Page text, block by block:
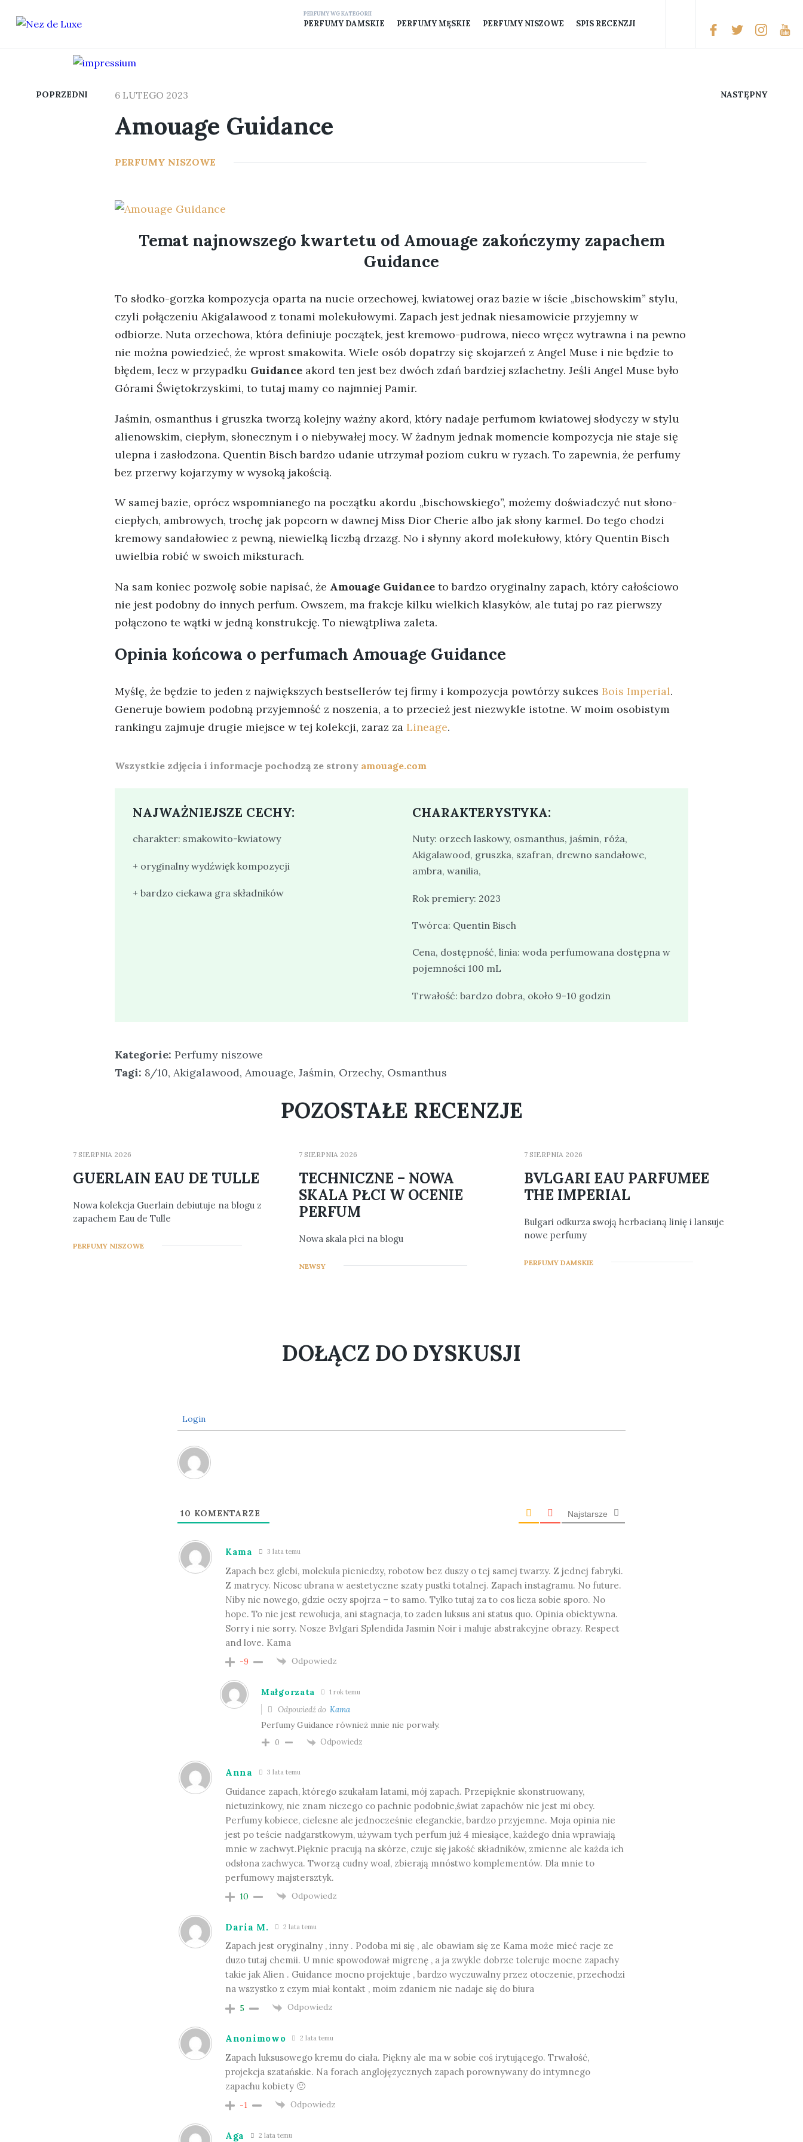
PERFUMY DAMSKIE PERFUMY MĘSKIE PERFUMY NISZOWE SPIS RECENZJI
POPRZEDNI NASTĘPNY
6 LUTEGO 2023
Amouage Guidance
PERFUMY NISZOWE
Temat najnowszego kwartetu od Amouage zakończymy zapachem
Guidance
To słodko-gorzka kompozycja oparta na nucie orzechowej, kwiatowej oraz bazie w iście „bischowskim” stylu,
czyli połączeniu Akigalawood z tonami molekułowymi. Zapach jest jednak niesamowicie przyjemny w
odbiorze. Nuta orzechowa, która definiuje początek, jest kremowo-pudrowa, nieco wręcz wytrawna i na pewno
nie można powiedzieć, że wprost smakowita. Wiele osób dopatrzy się skojarzeń z Angel Muse i nie będzie to
błędem, lecz w przypadku Guidance akord ten jest bez dwóch zdań bardziej szlachetny. Jeśli Angel Muse było
Górami Świętokrzyskimi, to tutaj mamy co najmniej Pamir.
Jaśmin, osmanthus i gruszka tworzą kolejny ważny akord, który nadaje perfumom kwiatowej słodyczy w stylu
alienowskim, ciepłym, słonecznym i o niebywałej mocy. W żadnym jednak momencie kompozycja nie staje się
ulepna i zasłodzona. Quentin Bisch bardzo udanie utrzymał poziom cukru w ryzach. To zapewnia, że perfumy
bez przerwy kojarzymy w wysoką jakością.
W samej bazie, oprócz wspomnianego na początku akordu „bischowskiego”, możemy doświadczyć nut słono-
ciepłych, ambrowych, trochę jak popcorn w dawnej Miss Dior Cherie albo jak słony karmel. Do tego chodzi
kremowy sandałowiec z pewną, niewielką liczbą drzazg. No i słynny akord molekułowy, który Quentin Bisch
uwielbia robić w swoich miksturach.
Na sam koniec pozwolę sobie napisać, że Amouage Guidance to bardzo oryginalny zapach, który całościowo
nie jest podobny do innych perfum. Owszem, ma frakcje kilku wielkich klasyków, ale tutaj po raz pierwszy
połączono te wątki w jedną konstrukcję. To niewątpliwa zaleta.
Opinia końcowa o perfumach Amouage Guidance
Myślę, że będzie to jeden z największych bestsellerów tej firmy i kompozycja powtórzy sukces Bois Imperial.
Generuje bowiem podobną przyjemność z noszenia, a to przecież jest niezwykle istotne. W moim osobistym
rankingu zajmuje drugie miejsce w tej kolekcji, zaraz za Lineage.
Wszystkie zdjęcia i informacje pochodzą ze strony amouage.com
NAJWAŻNIEJSZE CECHY:
charakter: smakowito-kwiatowy
+ oryginalny wydźwięk kompozycji
+ bardzo ciekawa gra składników
CHARAKTERYSTYKA:
Nuty: orzech laskowy, osmanthus, jaśmin, róża,
Akigalawood, gruszka, szafran, drewno sandałowe,
ambra, wanilia,
Rok premiery: 2023
Twórca: Quentin Bisch
Cena, dostępność, linia: woda perfumowana dostępna w
pojemności 100 mL
Trwałość: bardzo dobra, około 9-10 godzin
Kategorie: Perfumy niszowe
Tagi: 8/10, Akigalawood, Amouage, Jaśmin, Orzechy, Osmanthus
POZOSTAŁE RECENZJE
7 SIERPNIA 2026
GUERLAIN EAU DE TULLE
Nowa kolekcja Guerlain debiutuje na blogu z
zapachem Eau de Tulle
PERFUMY NISZOWE
7 SIERPNIA 2026
TECHNICZNE – NOWA
SKALA PŁCI W OCENIE
PERFUM
Nowa skala płci na blogu
NEWSY
7 SIERPNIA 2026
BVLGARI EAU PARFUMEE
THE IMPERIAL
Bulgari odkurza swoją herbacianą linię i lansuje
nowe perfumy
PERFUMY DAMSKIE
DOŁĄCZ DO DYSKUSJI
Login
10 KOMENTARZE Najstarsze
Kama 3 lata temu
Zapach bez glebi, molekula pieniedzy, robotow bez duszy o tej samej twarzy. Z jednej fabryki.
Z matrycy. Nicosc ubrana w aestetyczne szaty pustki totalnej. Zapach instagramu. No future.
Niby nic nowego, gdzie oczy spojrza – to samo. Tylko tutaj za to cos licza sobie sporo. No
hope. To nie jest rewolucja, ani stagnacja, to zaden luksus ani status quo. Opinia obiektywna.
Sorry i nie sorry. Nosze Bvlgari Splendida Jasmin Noir i maluje abstrakcyjne obrazy. Respect
and love. Kama
-9 Odpowiedz
Małgorzata 1 rok temu
Odpowiedź do Kama
Perfumy Guidance również mnie nie porwały.
0 Odpowiedz
Anna 3 lata temu
Guidance zapach, którego szukałam latami, mój zapach. Przepięknie skonstruowany,
nietuzinkowy, nie znam niczego co pachnie podobnie,świat zapachów nie jest mi obcy.
Perfumy kobiece, cielesne ale jednocześnie eleganckie, bardzo przyjemne. Moja opinia nie
jest po teście nadgarstkowym, używam tych perfum już 4 miesiące, każdego dnia wprawiają
mnie w zachwyt.Pięknie pracują na skórze, czuje się jakość składników, zmienne ale każda ich
odsłona zachwyca. Tworzą cudny woal, zbierają mnóstwo komplementów. Dla mnie to
perfumowy majstersztyk.
10 Odpowiedz
Daria M. 2 lata temu
Zapach jest oryginalny , inny . Podoba mi się , ale obawiam się ze Kama może mieć racje ze
duzo tutaj chemii. U mnie spowodował migrenę , a ja zwykle dobrze toleruje mocne zapachy
takie jak Alien . Guidance mocno projektuje , bardzo wyczuwalny przez otoczenie, przechodzi
na wszystko z czym miał kontakt , moim zdaniem nie nadaje się do biura
5 Odpowiedz
Anonimowo 2 lata temu
Zapach luksusowego kremu do ciała. Piękny ale ma w sobie coś irytującego. Trwałość,
projekcja szatańskie. Na forach anglojęzycznych zapach porownywany do intymnego
zapachu kobiety 🙁
-1 Odpowiedz
Aga 2 lata temu